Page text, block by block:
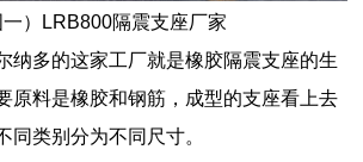
一）LRB800隔震支座厂家
纳多的这家工厂就是橡胶隔震支座的生
原料是橡胶和钢筋，成型的支座看上去
同类别分为不同尺寸。